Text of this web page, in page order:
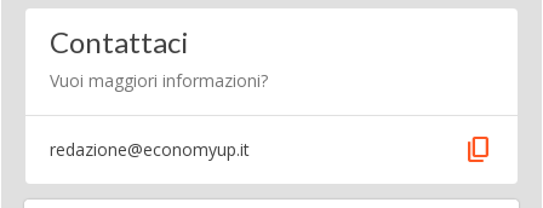
Contattaci
Vuoi maggiori informazioni?
redazione@economyup.it content_copy